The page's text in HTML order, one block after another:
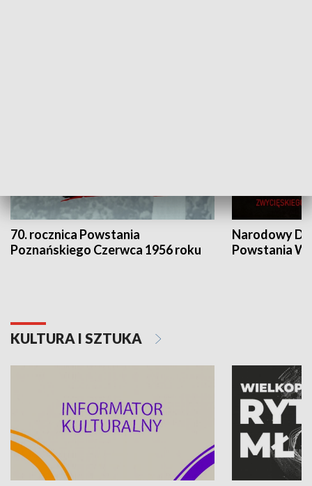
70. rocznica Powstania
Poznańskiego Czerwca 1956 roku
Narodowy
Powstania
KULTURA I SZTUKA